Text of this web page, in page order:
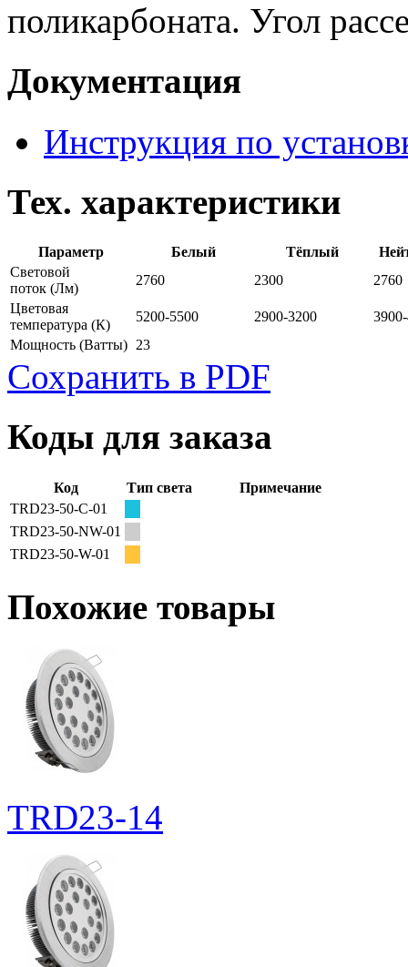
поликарбоната. Угол
Документация
Инструкция по
Тех. характеристики
Параметр Белый Тёплый
Световой
поток (Лм)
2760 2300
2760
Цветовая
температура (К)
5200-5500 2900-3200
Мощность (Ватты) 23
Сохранить в PDF
Коды для заказа
Код Тип света
Примечание
TRD23-50-C-01
TRD23-50-NW-01
TRD23-50-W-01
Похожие товары
TRD23-14